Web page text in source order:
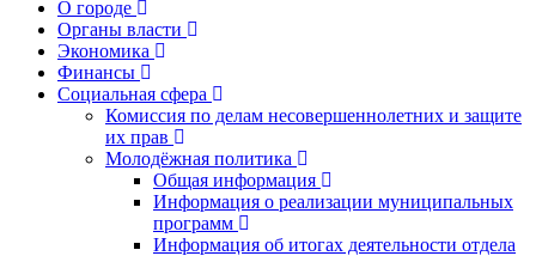
О городе
Органы власти
Экономика
Финансы
Социальная сфера
Комиссия по делам несовершеннолетних и защите
их прав
Молодёжная политика
Общая информация
Информация о реализации муниципальных
программ
Информация об итогах деятельности отдела